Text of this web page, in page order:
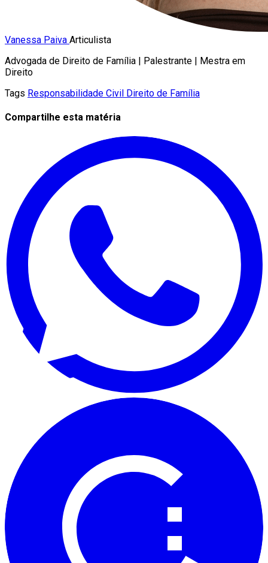
Vanessa Paiva Articulista
Advogada de Direito de Família | Palestrante | Mestra em
Direito
Tags Responsabilidade Civil Direito de Família
Compartilhe esta matéria